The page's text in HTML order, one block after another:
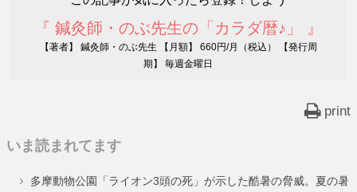
『 鍼灸師・のぶ先生の「カラダ暦♪」 』
【著者】 鍼灸師・のぶ先生 【月額】 660円/月（税込） 【発行周
期】 毎週金曜日
print
いま読まれてます
多摩動物公園「ライオン3頭の死」が示した酷暑の脅威。夏の暑